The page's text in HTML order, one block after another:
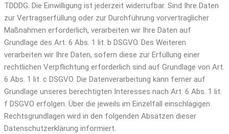
TDDDG. Die Einwilligung ist jederzeit widerrufbar. Sind Ihre Daten
zur Vertragserfüllung oder zur Durchführung vorvertraglicher
Maßnahmen erforderlich, verarbeiten wir Ihre Daten auf
Grundlage des Art. 6 Abs. 1 lit. b DSGVO. Des Weiteren
verarbeiten wir Ihre Daten, sofern diese zur Erfüllung einer
rechtlichen Verpflichtung erforderlich sind auf Grundlage von Art.
6 Abs. 1 lit. c DSGVO. Die Datenverarbeitung kann ferner auf
Grundlage unseres berechtigten Interesses nach Art. 6 Abs. 1 lit.
f DSGVO erfolgen. Über die jeweils im Einzelfall einschlägigen
Rechtsgrundlagen wird in den folgenden Absätzen dieser
Datenschutzerklärung informiert.